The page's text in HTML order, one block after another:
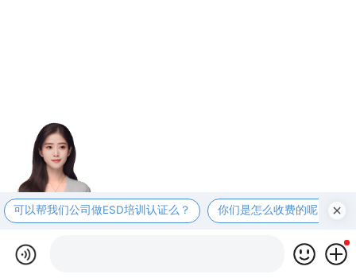
可以帮我们公司做ESD培训认证么？ 你们是怎么收费的呢？